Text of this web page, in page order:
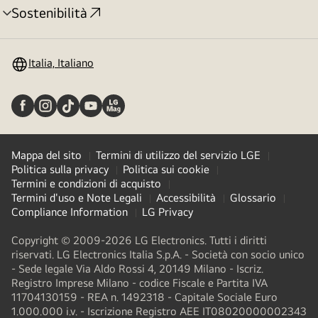
Sostenibilità
Attivazione
Italia, Italiano
Mappa del sito
Termini di utilizzo del servizio LGE
Politica sulla privacy
Politica sui cookie
Termini e condizioni di acquisto
Termini d'uso e Note Legali
Accessibilità
Glossario
Compliance Information
LG Privacy
Copyright © 2009-2026 LG Electronics. Tutti i diritti
riservati. LG Electronics Italia S.p.A. - Società con socio unico
- Sede legale Via Aldo Rossi 4, 20149 Milano - Iscriz.
Registro Imprese Milano - codice Fiscale e Partita IVA
11704130159 - REA n. 1492318 - Capitale Sociale Euro
1.000.000 i.v. - Iscrizione Registro AEE IT08020000002343​